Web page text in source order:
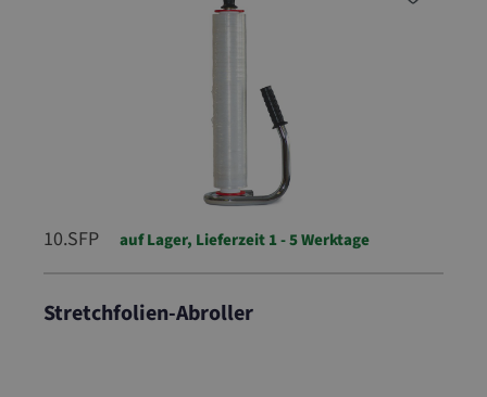
10.SFP auf Lager, Lieferzeit 1 - 5 Werktage
Stretchfolien-Abroller